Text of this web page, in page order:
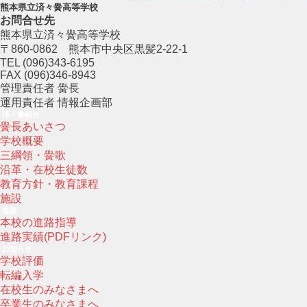
熊本県立済々黌高等学校
お問合せ先
熊本県立済々黌高等学校
〒860-0862 熊本市中央区黒髪2-22-1
TEL (096)343-6195
FAX (096)346-8943
管理責任者 黌長
運用責任者 情報企画部
黌長あいさつ
学校概要
三綱領・黌歌
沿革・在校生徒数
教育方針・教育課程
施設
本校の進路指導
進路実績(PDFリンク)
学校評価
転編入学
在校生のみなさまへ
卒業生のみなさまへ